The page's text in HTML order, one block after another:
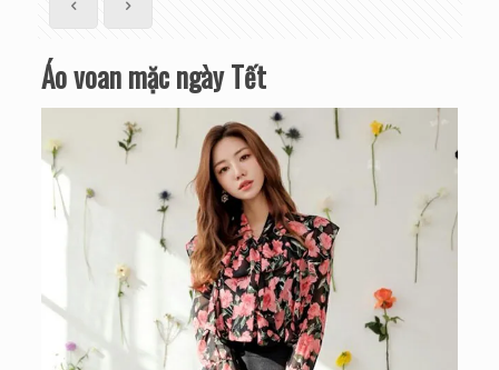
Áo voan mặc ngày Tết